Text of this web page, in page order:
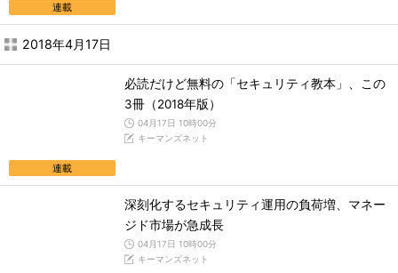
連載
2018年4月17日
連載
必読だけど無料の「セキュリティ教本」、この
3冊（2018年版）
04月17日 10時00分
キーマンズネット
深刻化するセキュリティ運用の負荷増、マネー
ジド市場が急成長
04月17日 10時00分
キーマンズネット